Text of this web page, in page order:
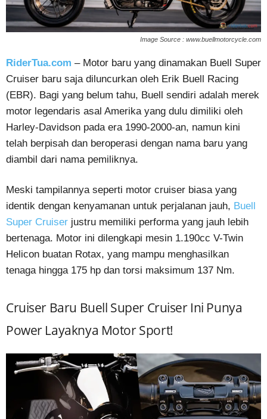
Image Source : www.buellmotorcycle.com
RiderTua.com – Motor baru yang dinamakan Buell Super
Cruiser baru saja diluncurkan oleh Erik Buell Racing
(EBR). Bagi yang belum tahu, Buell sendiri adalah merek
motor legendaris asal Amerika yang dulu dimiliki oleh
Harley-Davidson pada era 1990-2000-an, namun kini
telah berpisah dan beroperasi dengan nama baru yang
diambil dari nama pemiliknya.
Meski tampilannya seperti motor cruiser biasa yang
identik dengan kenyamanan untuk perjalanan jauh, Buell
Super Cruiser justru memiliki performa yang jauh lebih
bertenaga. Motor ini dilengkapi mesin 1.190cc V-Twin
Helicon buatan Rotax, yang mampu menghasilkan
tenaga hingga 175 hp dan torsi maksimum 137 Nm.
Cruiser Baru Buell Super Cruiser Ini Punya
Power Layaknya Motor Sport!